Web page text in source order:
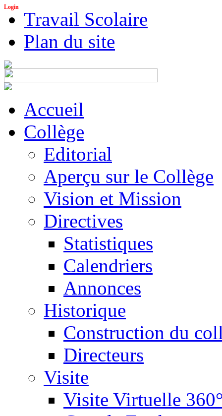
Login
Travail Scolaire
Plan du site
Accueil
Collège
Editorial
Aperçu sur le Collège
Vision et Mission
Directives
Statistiques
Calendriers
Annonces
Historique
Construction du
Directeurs
Visite
Visite Virtuelle